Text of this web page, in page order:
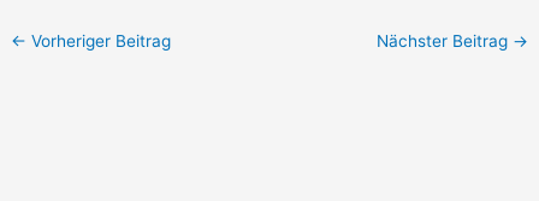
← Vorheriger Beitrag Nächster Beitrag →